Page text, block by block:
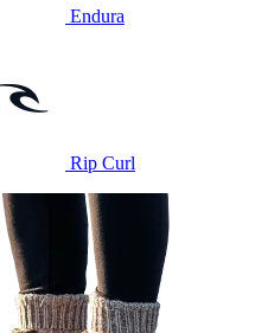
Endura
Rip Curl